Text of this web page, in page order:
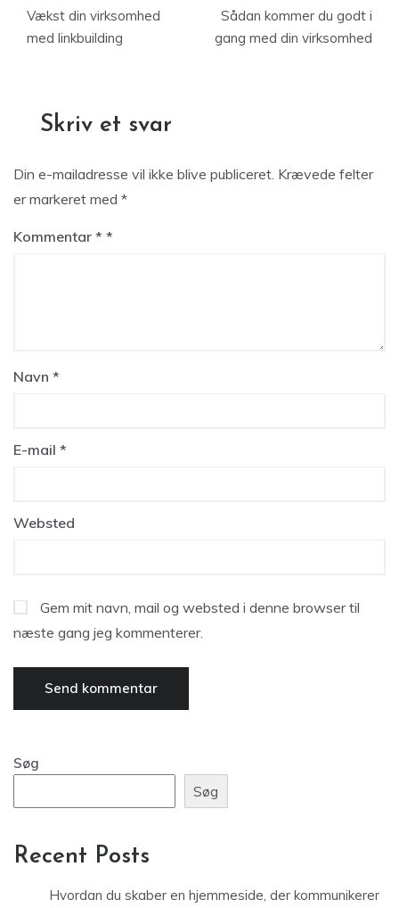
Vækst din virksomhed
med linkbuilding
Sådan kommer du godt i
gang med din virksomhed
Skriv et svar
Din e-mailadresse vil ikke blive publiceret. Krævede felter
er markeret med *
Kommentar *
Navn *
E-mail *
Websted
Gem mit navn, mail og websted i denne browser til
næste gang jeg kommenterer.
Søg
Søg
Recent Posts
Hvordan du skaber en hjemmeside, der kommunikerer